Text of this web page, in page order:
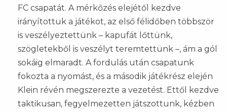
FC csapatát. A mérkőzés elejétől kezdve
irányítottuk a játékot, az első félidőben többször
is veszélyeztettünk – kapufát lőttünk,
szögletekből is veszélyt teremtettünk –, ám a gól
sokáig elmaradt. A fordulás után csapatunk
fokozta a nyomást, és a második játékrész elején
Klein révén megszerezte a vezetést. Ettől kezdve
taktikusan, fegyelmezetten játszottunk, kézben